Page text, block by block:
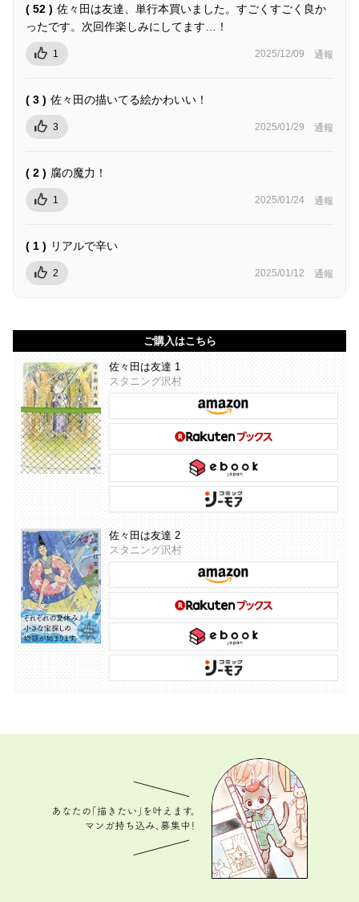
( 52 ) 佐々田は友達、単行本買いました。すごくすごく良か
ったです。次回作楽しみにしてます…！
1 2025/12/09 通報
( 3 ) 佐々田の描いてる絵かわいい！
3 2025/01/29 通報
( 2 ) 腐の魔力！
1 2025/01/24 通報
( 1 ) リアルで辛い
2 2025/01/12 通報
ご購入はこちら
佐々田は友達 1
スタニング沢村
佐々田は友達 2
スタニング沢村
あなたの「描きたい」を叶えます。 マンガ持ち込
み、募集中！